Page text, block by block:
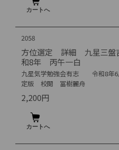
2058
方位選定 詳細 九星三
和8年 丙午一白
九星気学勉強会有志 令和8年6
定版 校閲 冨樹麗舟
2,200円